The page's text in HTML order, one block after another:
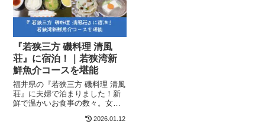
『若狭三方 磯料理 清風
荘』に宿泊！｜若狭湾新
鮮魚介コースを堪能
福井県の『若狭三方 磯料理 清風
荘』に夫婦で泊まりました！新
鮮で温かいお食事の数々。女将
日本海側の旅館に行って良かっ
2026.01.12